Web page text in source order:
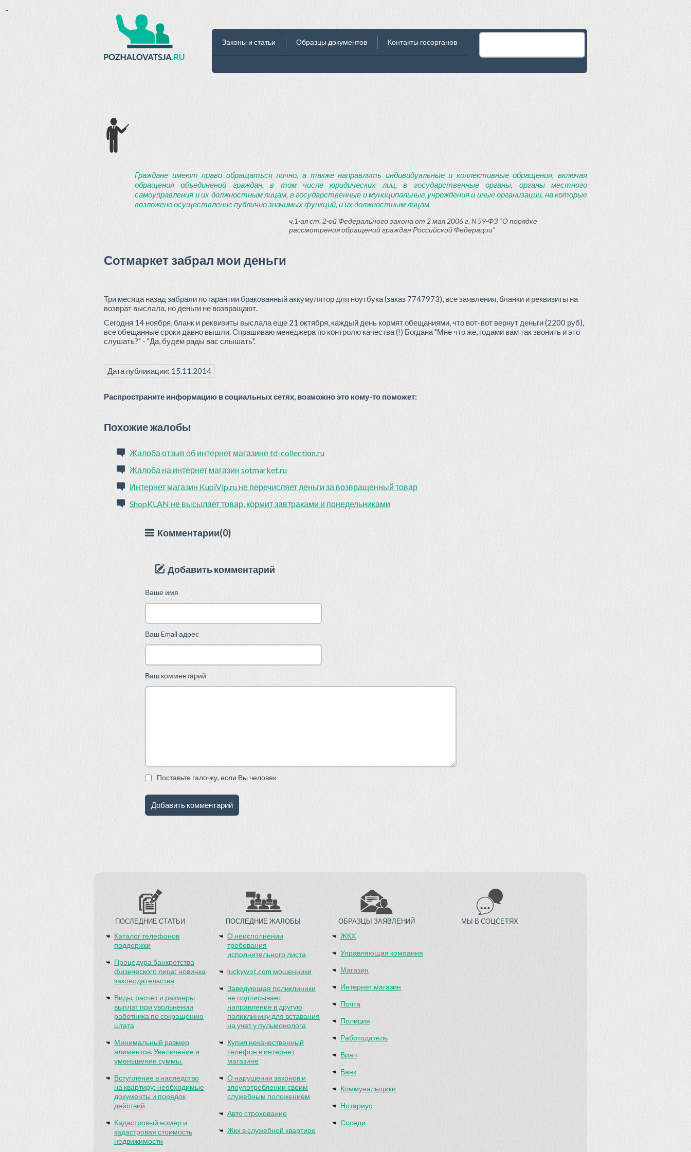
Законы и статьи Образцы документов Контакты госорганов
Граждане имеют право обращаться лично, а также направлять индивидуальные и коллективные обращения, включая
обращения объединений граждан, в том числе юридических лиц, в государственные органы, органы местного
самоуправления и их должностным лицам, в государственные и муниципальные учреждения и иные организации, на которые
возложено осуществление публично значимых функций, и их должностным лицам.
ч.1-ая ст. 2-ой Федерального закона от 2 мая 2006 г. N 59-ФЗ "О порядке
рассмотрения обращений граждан Российской Федерации"
Сотмаркет забрал мои деньги
Три месяца назад забрали по гарантии бракованный аккумулятор для ноутбука (заказ 7747973), все заявления, бланки и реквизиты на
возврат выслала, но деньги не возвращают.
Сегодня 14 ноября, бланк и реквизиты выслала еще 21 октября, каждый день кормят обещаниями, что вот-вот вернут деньги (2200 руб),
все обещанные сроки давно вышли. Спрашиваю менеджера по контролю качества (!) Богдана "Мне что же, годами вам так звонить и это
слушать?" - "Да, будем рады вас слышать".
Дата публикации: 15.11.2014
Распространите информацию в социальных сетях, возможно это кому-то поможет:
Похожие жалобы
Жалоба отзыв об интернет магазине td-collection.ru
Жалоба на интернет магазин sotmarket.ru
Интернет магазин KupiVip.ru не перечисляет деньги за возвращенный товар
ShopKLAN не высылает товар, кормит завтраками и понедельниками
Комментарии(0)
Добавить комментарий
Ваше имя
Ваш Email адрес
Ваш комментарий
Поставьте галочку, если Вы человек
ПОСЛЕДНИЕ СТАТЬИ
Каталог телефонов
поддержки
Процедура банкротства
физического лица: новинка
законодательства
Виды, расчет и размеры
выплат при увольнении
работника по сокращению
штата
Минимальный размер
алиментов. Увеличение и
уменьшение суммы.
Вступление в наследство
на квартиру: необходимые
документы и порядок
действий
Кадастровый номер и
кадастровая стоимость
недвижимости
ПОСЛЕДНИЕ ЖАЛОБЫ
О неисполнении
требования
исполнительного листа
luckywot.com мошенники
Заведующая поликлиники
не подписывает
направление в другую
поликлинику для вставания
на учет у пульмонолога
Купил некачественный
телефон в интернет
магазине
О нарушении законов и
злоупотреблении своим
служебным положением
Авто строхование
Жкх в служебной квартире
ОБРАЗЦЫ ЗАЯВЛЕНИЙ
ЖКХ
Управляющая компания
Магазин
Интернет магазин
Почта
Полиция
Работодатель
Врач
Банк
Коммунальщики
Нотариус
Соседи
МЫ В СОЦСЕТЯХ
-